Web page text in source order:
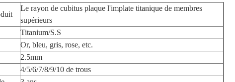
Le rayon de cubitus plaque l'implate titanique de membres
supérieurs
Titanium/S.S
Or, bleu, gris, rose, etc.
2.5mm
4/5/6/7/8/9/10 de trous